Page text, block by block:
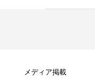
メディア掲載